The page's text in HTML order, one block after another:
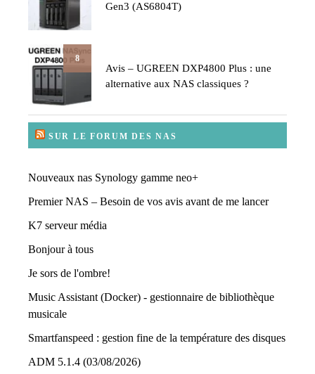
Gen3 (AS6804T)
8
Avis – UGREEN DXP4800 Plus : une
alternative aux NAS classiques ?
SUR LE FORUM DES NAS
Nouveaux nas Synology gamme neo+
Premier NAS – Besoin de vos avis avant de me lancer
K7 serveur média
Bonjour à tous
Je sors de l'ombre!
Music Assistant (Docker) - gestionnaire de bibliothèque
musicale
Smartfanspeed : gestion fine de la température des disques
ADM 5.1.4 (03/08/2026)